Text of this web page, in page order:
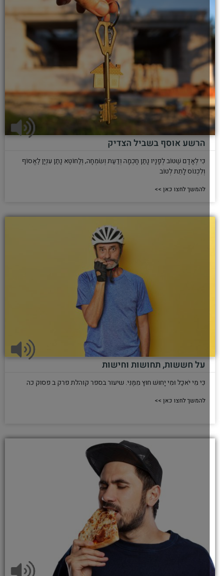
הרשע אוסף בשביל הצדיק
כִּי לְאָדָם שֶׁטּוֹב לְפָנָיו נָתַן חָכְמָה וְדַעַת וְשִׂמְחָה, וְלַחוֹטֶא נָתַן עִנְיָן לֶאֱסוֹף
וְלִכְנוֹס לָתֵת לְטוֹב
להמשך לחצו כאן >>
על חששות, תחושות וחישות
כִּי מִי יֹאכַל וּמִי יָחוּשׁ חוּץ מִמֶּנִּי. שיעור בספר קוהלת פרק ב פסוק כה
להמשך לחצו כאן >>